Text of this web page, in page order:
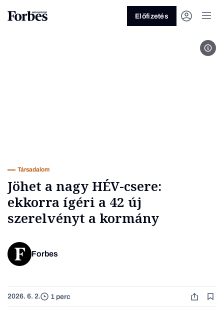
Üzlet
Előfizetés
Társadalom
Jöhet a nagy HÉV-csere:
ekkorra ígéri a 42 új
szerelvényt a kormány
Forbes
2026. 6. 2. 1 perc